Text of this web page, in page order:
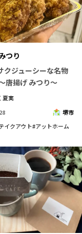
ア
リア
ア
つり
クジューシーな名物
唐揚げ みつり〜
夏実
堺市
イクアウト#アットホーム